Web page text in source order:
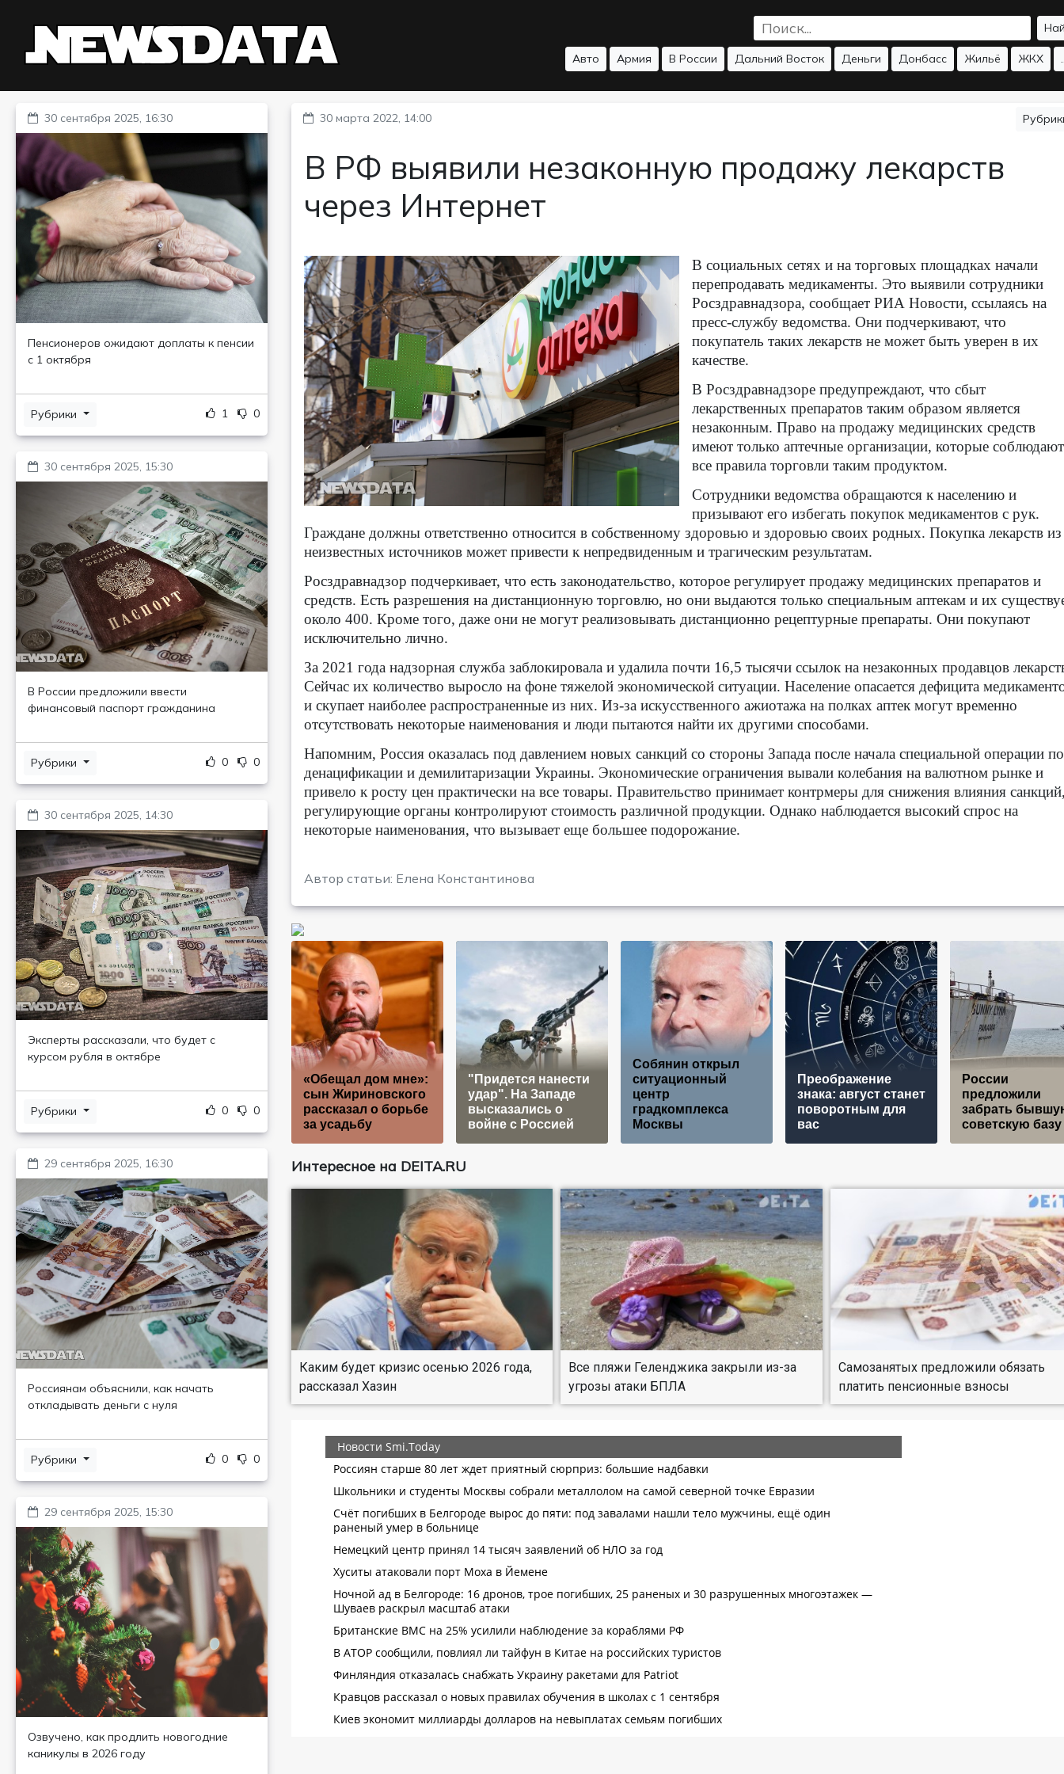
Авто Армия В России Дальний Восток Деньги Донбасс Жильё ЖКХ
30 сентября 2025, 16:30
Пенсионеров ожидают доплаты к пенсии
с 1 октября
Рубрики 1 0
30 сентября 2025, 15:30
В России предложили ввести
финансовый паспорт гражданина
Рубрики 0 0
30 сентября 2025, 14:30
Эксперты рассказали, что будет с
курсом рубля в октябре
Рубрики 0 0
29 сентября 2025, 16:30
Россиянам объяснили, как начать
откладывать деньги с нуля
Рубрики 0 0
29 сентября 2025, 15:30
Озвучено, как продлить новогодние
каникулы в 2026 году
30 марта 2022, 14:00
В РФ выявили незаконную продажу лекарств
через Интернет
В социальных сетях и на торговых площадках начали
перепродавать медикаменты. Это выявили сотрудники
Росздравнадзора, сообщает РИА Новости, ссылаясь на
пресс-службу ведомства. Они подчеркивают, что
покупатель таких лекарств не может быть уверен в их
качестве.
В Росздравнадзоре предупреждают, что сбыт
лекарственных препаратов таким образом является
незаконным. Право на продажу медицинских средств
имеют только аптечные организации, которые соблюдают
все правила торговли таким продуктом.
Сотрудники ведомства обращаются к населению и
призывают его избегать покупок медикаментов с рук.
Граждане должны ответственно относится в собственному здоровью и здоровью своих родных. Покупка лекарств из
неизвестных источников может привести к непредвиденным и трагическим результатам.
Росздравнадзор подчеркивает, что есть законодательство, которое регулирует продажу медицинских препаратов и
средств. Есть разрешения на дистанционную торговлю, но они выдаются только специальным аптекам и их
около 400. Кроме того, даже они не могут реализовывать дистанционно рецептурные препараты. Они покупают
исключительно лично.
За 2021 года надзорная служба заблокировала и удалила почти 16,5 тысячи ссылок на незаконных продавцов
Сейчас их количество выросло на фоне тяжелой экономической ситуации. Население опасается дефицита
и скупает наиболее распространенные из них. Из-за искусственного ажиотажа на полках аптек могут временно
отсутствовать некоторые наименования и люди пытаются найти их другими способами.
Напомним, Россия оказалась под давлением новых санкций со стороны Запада после начала специальной операции по
денацификации и демилитаризации Украины. Экономические ограничения вывали колебания на валютном рынке и
привело к росту цен практически на все товары. Правительство принимает контрмеры для снижения влияния
регулирующие органы контролируют стоимость различной продукции. Однако наблюдается высокий спрос на
некоторые наименования, что вызывает еще большее подорожание.
Автор статьи: Елена Константинова
«Обещал дом мне»:
сын Жириновского
рассказал о борьбе
за усадьбу
"Придется нанести
удар". На Западе
высказались о
войне с Россией
Собянин открыл
ситуационный
центр
градкомплекса
Москвы
Преображение
знака: август станет
поворотным для
вас
России
предложили
забрать
советскую базу
Интересное на DEITA.RU
Каким будет кризис осенью 2026 года,
рассказал Хазин
Все пляжи Геленджика закрыли из-за
угрозы атаки БПЛА
Самозанятых предложили обязать
платить пенсионные взносы